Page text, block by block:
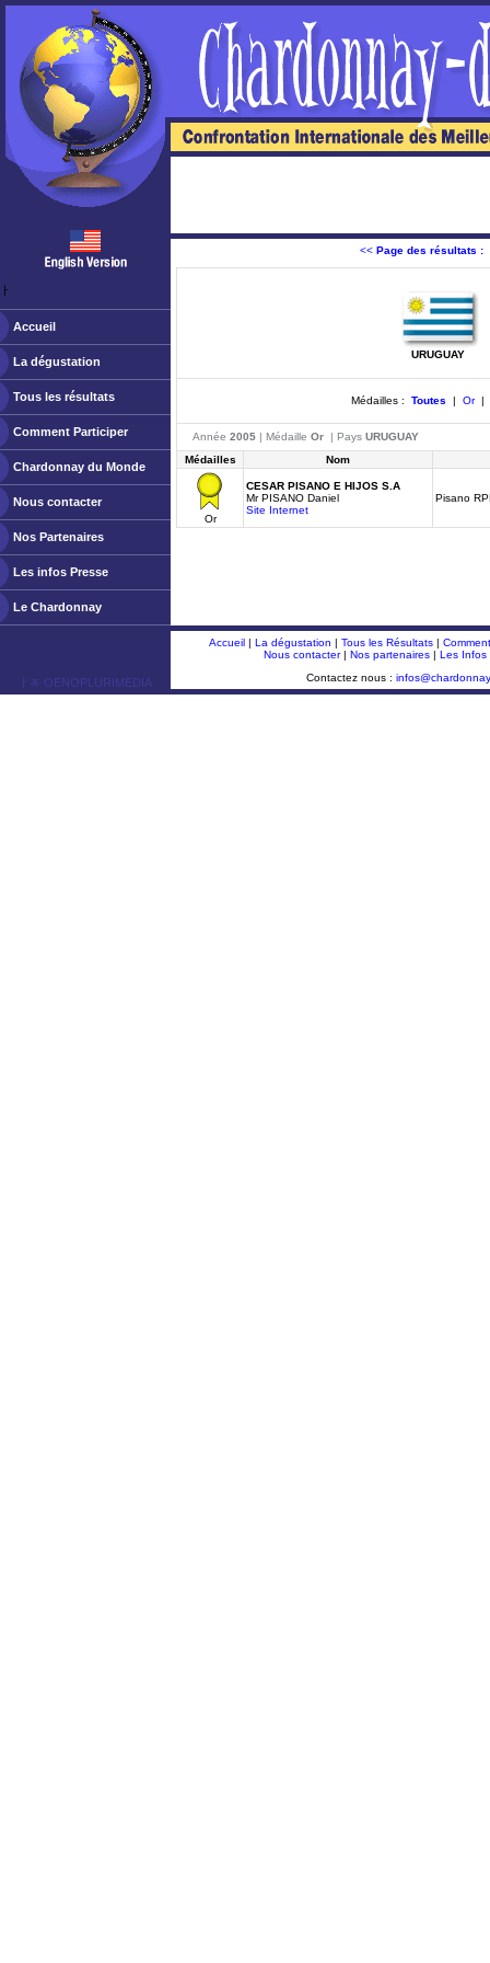
ￂﾠ
Accueil
La dégustation
Tous les résultats
Comment Participer
Chardonnay du Monde
Nous contacter
Nos Partenaires
Les infos Presse
Le Chardonnay
<< Page des résultats :
URUGUAY
Médailles : Toutes | Or|
Année 2005 | Médaille Or | Pays URUGUAY
Médailles
Nom
Or
CESAR PISANO E HIJOS S.A
Mr PISANO Daniel
Site Internet
Pisano
ￂﾮ OENOPLURIMEDIA
Accueil| La dégustation | Tous les Résultats|
Nous contacter| Nos partenaires| Les Infos
Contactez nous :